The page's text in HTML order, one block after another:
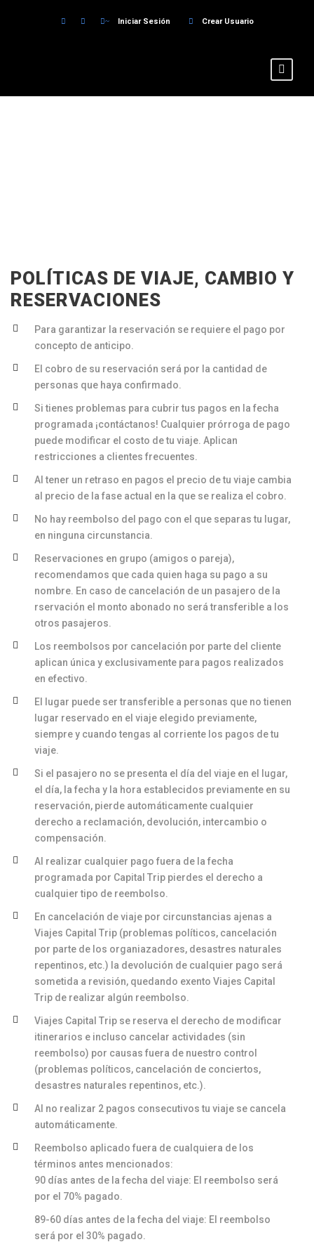
Iniciar Sesión Crear Usuario
POLÍTICAS DE VIAJE, CAMBIO Y
RESERVACIONES
Para garantizar la reservación se requiere el pago por
concepto de anticipo.
El cobro de su reservación será por la cantidad de
personas que haya confirmado.
Si tienes problemas para cubrir tus pagos en la fecha
programada ¡contáctanos! Cualquier prórroga de pago
puede modificar el costo de tu viaje. Aplican
restricciones a clientes frecuentes.
Al tener un retraso en pagos el precio de tu viaje cambia
al precio de la fase actual en la que se realiza el cobro.
No hay reembolso del pago con el que separas tu lugar,
en ninguna circunstancia.
Reservaciones en grupo (amigos o pareja),
recomendamos que cada quien haga su pago a su
nombre. En caso de cancelación de un pasajero de la
rservación el monto abonado no será transferible a los
otros pasajeros.
Los reembolsos por cancelación por parte del cliente
aplican única y exclusivamente para pagos realizados
en efectivo.
El lugar puede ser transferible a personas que no tienen
lugar reservado en el viaje elegido previamente,
siempre y cuando tengas al corriente los pagos de tu
viaje.
Si el pasajero no se presenta el día del viaje en el lugar,
el día, la fecha y la hora establecidos previamente en su
reservación, pierde automáticamente cualquier
derecho a reclamación, devolución, intercambio o
compensación.
Al realizar cualquier pago fuera de la fecha
programada por Capital Trip pierdes el derecho a
cualquier tipo de reembolso.
En cancelación de viaje por circunstancias ajenas a
Viajes Capital Trip (problemas políticos, cancelación
por parte de los organiazadores, desastres naturales
repentinos, etc.) la devolución de cualquier pago será
sometida a revisión, quedando exento Viajes Capital
Trip de realizar algún reembolso.
Viajes Capital Trip se reserva el derecho de modificar
itinerarios e incluso cancelar actividades (sin
reembolso) por causas fuera de nuestro control
(problemas políticos, cancelación de conciertos,
desastres naturales repentinos, etc.).
Al no realizar 2 pagos consecutivos tu viaje se cancela
automáticamente.
Reembolso aplicado fuera de cualquiera de los
términos antes mencionados:
90 días antes de la fecha del viaje: El reembolso será
por el 70% pagado.
89-60 días antes de la fecha del viaje: El reembolso
será por el 30% pagado.